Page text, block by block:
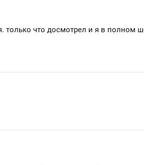
что досмотрел и я в полном